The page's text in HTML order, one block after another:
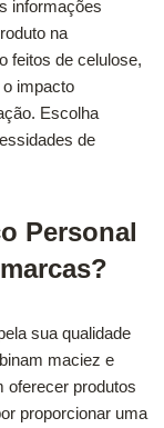
informações
na
feitos de celulose,
impacto
Escolha
de
Personal
sua qualidade
maciez e
oferecer produtos
proporcionar uma